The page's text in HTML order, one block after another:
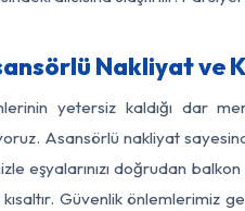
Nakliyat ve
yetersiz kaldığı dar
Asansörlü nakliyat
eşyalarınızı doğrudan
kısaltır. Güvenlik